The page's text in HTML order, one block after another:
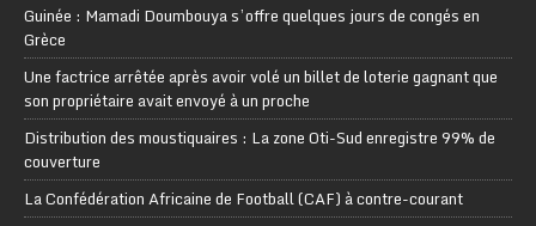
Guinée : Mamadi Doumbouya s’offre quelques jours de congés en
Grèce
Une factrice arrêtée après avoir volé un billet de loterie gagnant que
son propriétaire avait envoyé à un proche
Distribution des moustiquaires : La zone Oti-Sud enregistre 99% de
couverture
La Confédération Africaine de Football (CAF) à contre-courant